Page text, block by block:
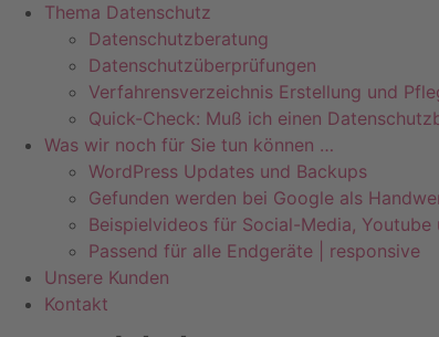
Thema Datenschutz
Datenschutzberatung
Datenschutzüberprüfungen
Verfahrensverzeichnis Erstellung und
Quick-Check: Muß ich einen
Was wir noch für Sie tun können …
WordPress Updates und Backups
Gefunden werden bei Google als
Beispielvideos für Social-Media, Youtube
Passend für alle Endgeräte | responsive
Unsere Kunden
Kontakt